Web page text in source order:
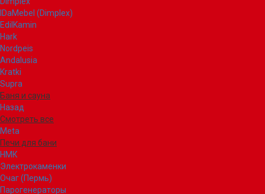
IDaMebel (Dimplex)
EdilKamin
Hark
Nordpeis
Andalusia
Kratki
Supra
Баня и сауна
Назад
Смотреть все
Meta
Печи для бани
НМК
Электрокаменки
Очаг (Пермь)
Парогенераторы